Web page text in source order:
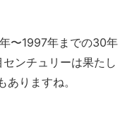
〜1997年までの30年
ンチュリーは果たし
りますね。